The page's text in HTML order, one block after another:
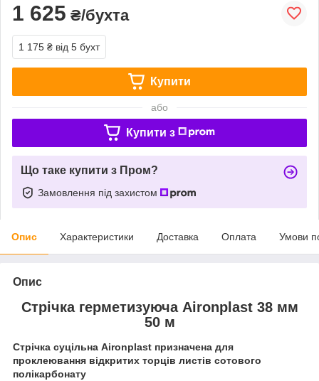
1 625 ₴/бухта
1 175 ₴ від 5 бухт
Купити
або
Купити з
Що таке купити з Пром?
Замовлення під захистом
Опис Характеристики Доставка Оплата Умови
Опис
Стрічка герметизуюча Aironplast 38 мм
50 м
Стрічка суцільна Aironplast призначена для
проклеювання відкритих торців листів сотового
полікарбонату